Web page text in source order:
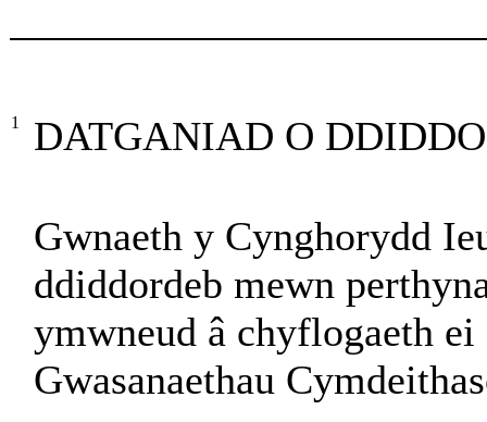
1 DATGANIAD O
Gwnaeth y Cynghorydd
ddiddordeb mewn
ymwneud â chyflogaeth
Gwasanaethau